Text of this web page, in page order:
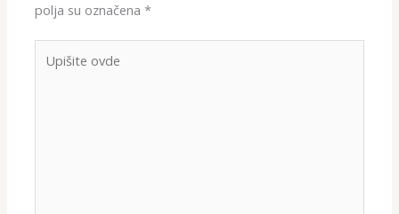
polja su označena*
ovde